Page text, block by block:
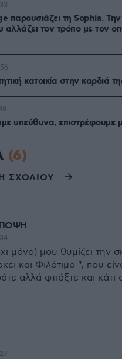
παρουσιάζει τη Sophia.
τον τρόπο με τον
κατοικία στην καρδιά
υπεύθυνα, επιστρέφουμε
(6)
ΣΧΟΛΙΟΥ
μόνο) μου θυμίζει την
και Φιλότιμο ", που
αλλά φτιάξτε και κάτι